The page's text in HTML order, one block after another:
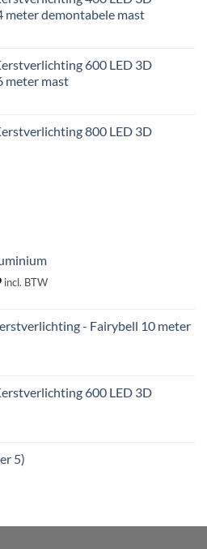
meter demontabele mast
600 LED 3D
meter mast
800 LED 3D
incl. BTW
- Fairybell 10 meter
600 LED 3D
5)